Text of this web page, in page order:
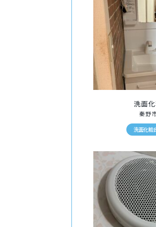
洗面
秦野
洗面化粧